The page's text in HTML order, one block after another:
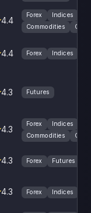
4.4
Forex
Indices
Commodities
4.4 Forex Indices
4.3 Futures
4.3
Forex
Indices
Commodities
4.3 Forex Futures
4.3 Forex Indices